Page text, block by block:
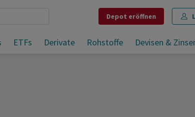
Depot eröffnen
ETFs Derivate Rohstoffe Devisen &
Teilen Merken Drucken Kommentare